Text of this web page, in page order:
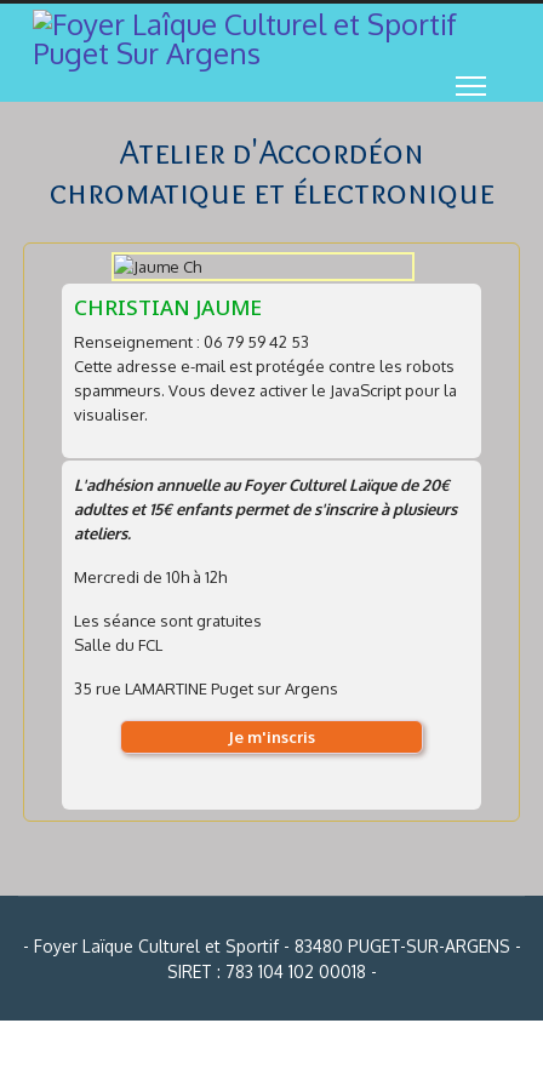
Atelier d'Accordéon
chromatique et électronique
CHRISTIAN JAUME
Renseignement : 06 79 59 42 53
Cette adresse e-mail est protégée contre les robots
spammeurs. Vous devez activer le JavaScript pour la
visualiser.
L'adhésion annuelle au Foyer Culturel Laïque de 20€
adultes et 15€ enfants permet de s'inscrire à plusieurs
ateliers.
Mercredi de 10h à 12h
Les séance sont gratuites
Salle du FCL
35 rue LAMARTINE Puget sur Argens
Je m'inscris
- Foyer Laïque Culturel et Sportif - 83480 PUGET-SUR-ARGENS -
SIRET : 783 104 102 00018 -